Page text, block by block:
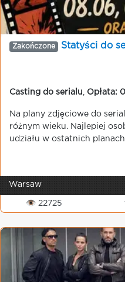
Zakończone Statyści do
Casting do serialu Opłata:
Na plany zdjęciowe do
różnym wieku. Najlepiej
udziału w ostatnich
Warsaw
👁 22725